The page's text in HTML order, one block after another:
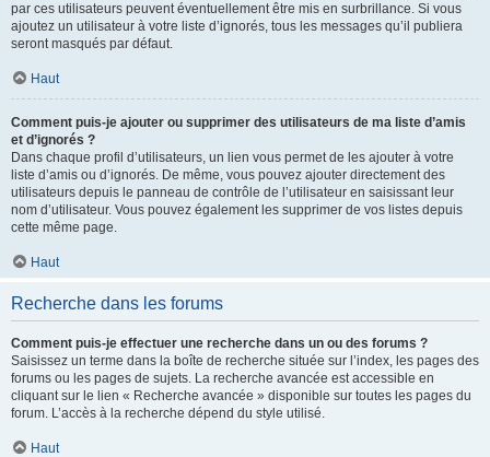
par ces utilisateurs peuvent éventuellement être mis en surbrillance. Si vous
ajoutez un utilisateur à votre liste d’ignorés, tous les messages qu’il publiera
seront masqués par défaut.
Haut
Comment puis-je ajouter ou supprimer des utilisateurs de ma liste d’amis
et d’ignorés ?
Dans chaque profil d’utilisateurs, un lien vous permet de les ajouter à votre
liste d’amis ou d’ignorés. De même, vous pouvez ajouter directement des
utilisateurs depuis le panneau de contrôle de l’utilisateur en saisissant leur
nom d’utilisateur. Vous pouvez également les supprimer de vos listes depuis
cette même page.
Haut
Recherche dans les forums
Comment puis-je effectuer une recherche dans un ou des forums ?
Saisissez un terme dans la boîte de recherche située sur l’index, les pages des
forums ou les pages de sujets. La recherche avancée est accessible en
cliquant sur le lien « Recherche avancée » disponible sur toutes les pages du
forum. L’accès à la recherche dépend du style utilisé.
Haut